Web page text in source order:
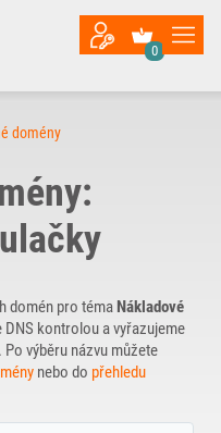
0
domény
domén pro téma Nákladové
kontrolou a vyřazujeme
výběru názvu můžete
nebo do přehledu